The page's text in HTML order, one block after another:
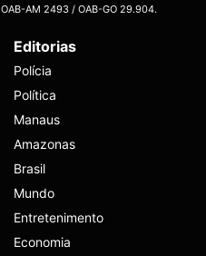
OAB-AM 2493 / OAB-GO 29.904.
Editorias
Polícia
Política
Manaus
Amazonas
Brasil
Mundo
Entretenimento
Economia